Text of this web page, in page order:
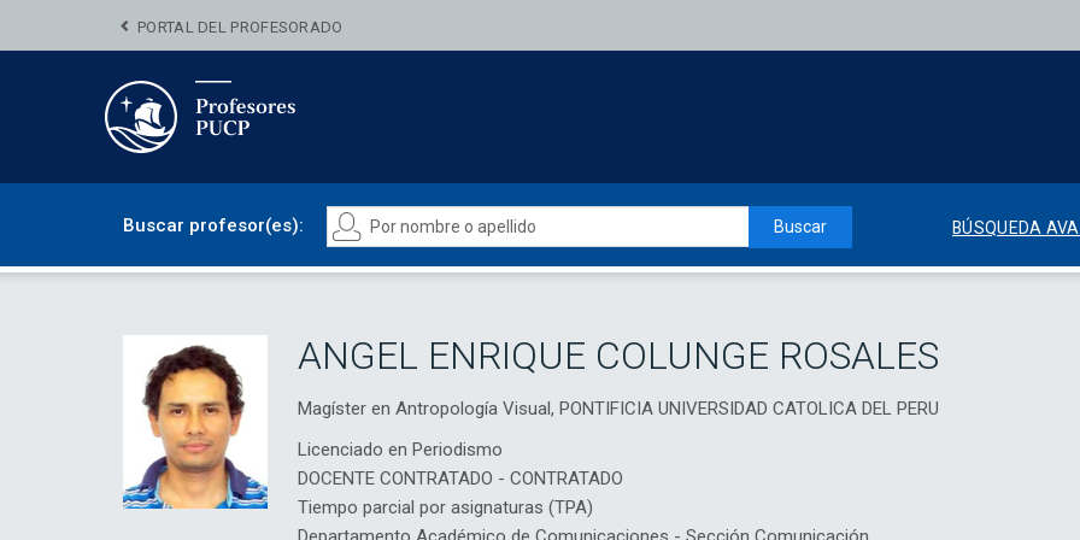
PORTAL DEL PROFESORADO
Buscar profesor(es): Buscar BÚSQUEDA
ANGEL ENRIQUE COLUNGE ROSALES
Magíster en Antropología Visual, PONTIFICIA UNIVERSIDAD CATOLICA DEL PERU
Licenciado en Periodismo
DOCENTE CONTRATADO - CONTRATADO
Tiempo parcial por asignaturas (TPA)